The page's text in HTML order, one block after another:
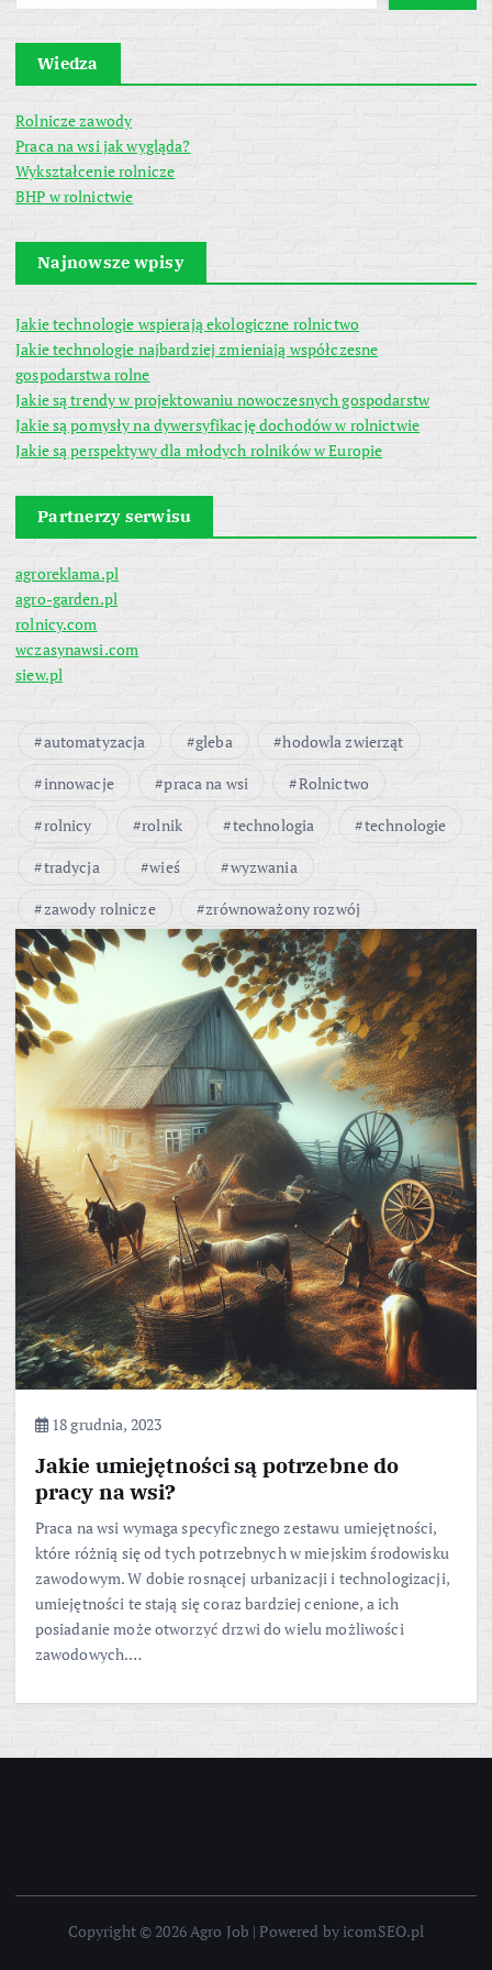
Wiedza
Rolnicze zawody
Praca na wsi jak wygląda?
Wykształcenie rolnicze
BHP w rolnictwie
Najnowsze wpisy
Jakie technologie wspierają ekologiczne rolnictwo
Jakie technologie najbardziej zmieniają współczesne
gospodarstwa rolne
Jakie są trendy w projektowaniu nowoczesnych gospodarstw
Jakie są pomysły na dywersyfikację dochodów w rolnictwie
Jakie są perspektywy dla młodych rolników w Europie
Partnerzy serwisu
agroreklama.pl
agro-garden.pl
rolnicy.com
wczasynawsi.com
siew.pl
automatyzacja gleba
hodowla zwierząt
innowacje
praca na wsi
Rolnictwo
rolnicy
rolnik technologia
technologie
tradycja
wieś
wyzwania
zawody rolnicze
zrównoważony rozwój
18 grudnia, 2023
Jakie umiejętności są potrzebne do
pracy na wsi?
Praca na wsi wymaga specyficznego zestawu umiejętności,
które różnią się od tych potrzebnych w miejskim środowisku
zawodowym. W dobie rosnącej urbanizacji i technologizacji,
umiejętności te stają się coraz bardziej cenione, a ich
posiadanie może otworzyć drzwi do wielu możliwości
zawodowych.…
Copyright © 2026 Agro Job | Powered by icomSEO.pl